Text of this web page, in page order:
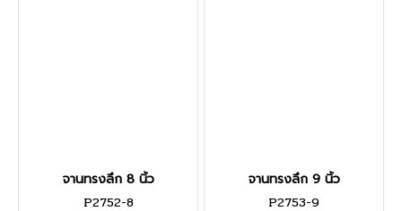
จานทรงลึก 8 นิ้ว
P2752-8
จานทรงลึก 9 นิ้ว
P2753-9